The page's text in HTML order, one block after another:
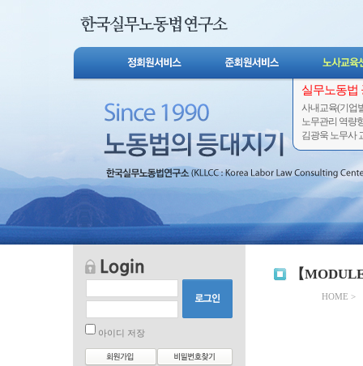
실무노동법
사내교육(기업
노무관리 역량
김광욱 노무사
아이디 저장
【
HOME >